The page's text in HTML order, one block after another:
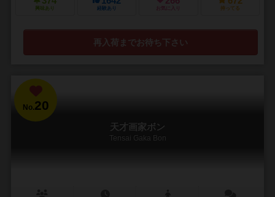
興味あり 経験あり お気に入り 持ってる
再入荷までお待ち下さい
No.20
天才画家ボン
Tensai Gaka Bon